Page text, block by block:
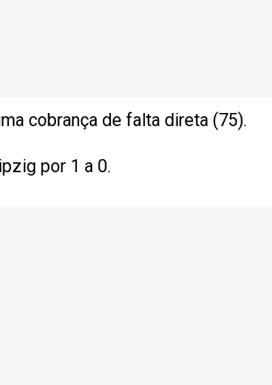
cobrança de falta direta (75).
por 1 a 0.